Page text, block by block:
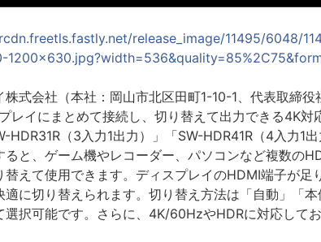
release_image/11495/6048/
式会社（本社：岡山市北区田町1-10-1、代表取締
レイにまとめて接続し、切り替えて出力できる4K対
HDR31R（3入力1出力）」「SW-HDR41R（4入力1出
と、ゲーム機やレコーダー、パソコンなど複数の
替えて使用できます。ディスプレイのHDMI端子が足
適に切り替えられます。切り替え方法は「自動」「
選択可能です。さらに、4K/60HzやHDRに対応して